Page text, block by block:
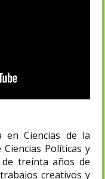
en Ciencias de la
Políticas y
de treinta años de
creativos y